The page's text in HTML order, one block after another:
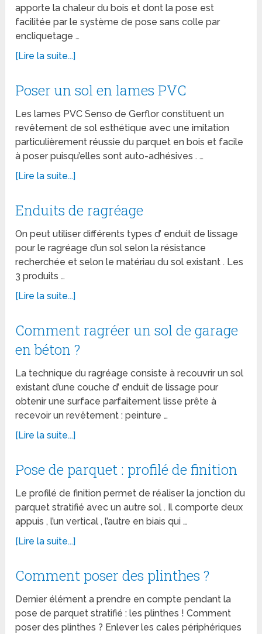
apporte la chaleur du bois et dont la pose est
facilitée par le système de pose sans colle par
encliquetage …
[Lire la suite...]
Poser un sol en lames PVC
Les lames PVC Senso de Gerflor constituent un
revêtement de sol esthétique avec une imitation
particulièrement réussie du parquet en bois et facile
à poser puisqu’elles sont auto-adhésives . …
[Lire la suite...]
Enduits de ragréage
On peut utiliser différents types d’ enduit de lissage
pour le ragréage d’un sol selon la résistance
recherchée et selon le matériau du sol existant . Les
3 produits …
[Lire la suite...]
Comment ragréer un sol de garage
en béton ?
La technique du ragréage consiste à recouvrir un sol
existant d’une couche d’ enduit de lissage pour
obtenir une surface parfaitement lisse prête à
recevoir un revêtement : peinture …
[Lire la suite...]
Pose de parquet : profilé de finition
Le profilé de finition permet de réaliser la jonction du
parquet stratifié avec un autre sol . Il comporte deux
appuis , l’un vertical , l’autre en biais qui …
[Lire la suite...]
Comment poser des plinthes ?
Dernier élément a prendre en compte pendant la
pose de parquet stratifié : les plinthes ! Comment
poser des plinthes ? Enlever les cales périphériques